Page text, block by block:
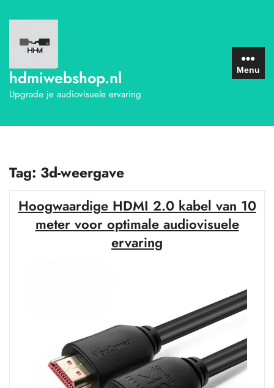
naar
inhoud
hdmiwebshop.nl
Upgrade je audiovisuele ervaring
Menu
Tag: 3d-weergave
Hoogwaardige HDMI 2.0 kabel van 10
meter voor optimale audiovisuele
ervaring